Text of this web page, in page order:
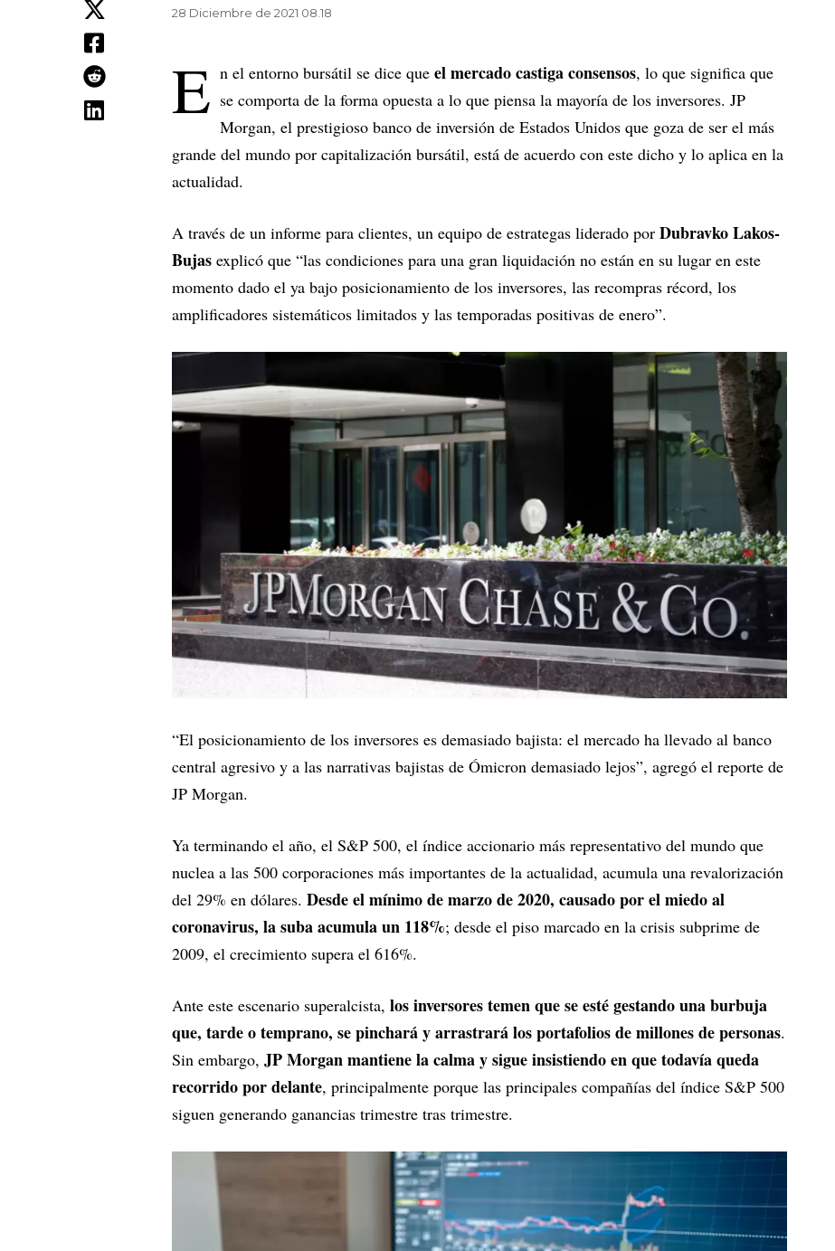
28 Diciembre de 2021 08.18
E n el entorno bursátil se dice que el mercado castiga consensos, lo que significa que
se comporta de la forma opuesta a lo que piensa la mayoría de los inversores. JP
Morgan, el prestigioso banco de inversión de Estados Unidos que goza de ser el más
grande del mundo por capitalización bursátil, está de acuerdo con este dicho y lo aplica en la
actualidad.
A través de un informe para clientes, un equipo de estrategas liderado por Dubravko Lakos-
Bujas explicó que “las condiciones para una gran liquidación no están en su lugar en este
momento dado el ya bajo posicionamiento de los inversores, las recompras récord, los
amplificadores sistemáticos limitados y las temporadas positivas de enero”.
“El posicionamiento de los inversores es demasiado bajista: el mercado ha llevado al banco
central agresivo y a las narrativas bajistas de Ómicron demasiado lejos”, agregó el reporte de
JP Morgan.
Ya terminando el año, el S&P 500, el índice accionario más representativo del mundo que
nuclea a las 500 corporaciones más importantes de la actualidad, acumula una revalorización
del 29% en dólares. Desde el mínimo de marzo de 2020, causado por el miedo al
coronavirus, la suba acumula un 118%; desde el piso marcado en la crisis subprime de
2009, el crecimiento supera el 616%.
Ante este escenario superalcista, los inversores temen que se esté gestando una burbuja
que, tarde o temprano, se pinchará y arrastrará los portafolios de millones de personas.
Sin embargo, JP Morgan mantiene la calma y sigue insistiendo en que todavía queda
recorrido por delante, principalmente porque las principales compañías del índice S&P 500
siguen generando ganancias trimestre tras trimestre.